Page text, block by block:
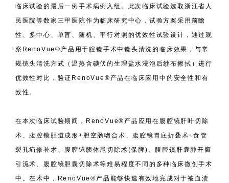
临床试验的最后一例手术病例入组。此次临床试验选取浙江省人
民医院等数家三甲医院作为临床研究中心，试验方案采用前瞻
性、多中心、单盲、随机、平行对照的优效性试验设计，通过观
察RenoVue®产品用于腔镜手术中镜头清洗的临床效果，与常
规镜头清洗方式（温热含碘伏的生理盐水浸泡后纱布擦拭）进行
优效性对比，验证RenoVue®产品在临床应用中的安全性和有
效性。
在本次临床试验期间，RenoVue®产品应用在腹腔镜肝叶切除
术、腹腔镜胆道成形+胆空肠吻合术、腹腔镜胃底折叠术+食管
裂孔疝修补术、腹腔镜胰体尾切除术(保脾)、腹腔镜肝囊肿开窗
引流术、腹腔镜胆囊切除术等难易程度不同的多种临床微创手术
中。在术中，RenoVue®产品能够快速有效地完成对于被血渍